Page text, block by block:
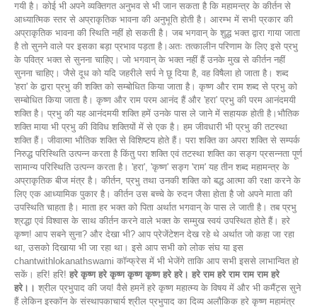
गयी है। कोई भी अपने व्यक्तिगत अनुभव से भी जान सकता है कि महामन्त्र के कीर्तन से
आध्यात्मिक स्तर से अप्राकृतिक भावना की अनुभूति होती है। आरम्भ में सभी प्रकार की
अप्राकृतिक भावना की स्थिति नहीं हो सकती है। जब भगवान् के शुद्ध भक्त द्वारा गाया जाता
है तो सुनने वाले पर इसका बड़ा प्रभाव पड़ता है।अतः तत्कालीन परिणाम के लिए इसे प्रभु
के पवित्र भक्त से सुनना चाहिए। जो भगवान् के भक्त नहीं हैं उनके मुख से कीर्तन नहीं
सुनना चाहिए। जैसे दूध को यदि जहरीले सर्प ने छू दिया है, वह विषैला हो जाता है। शब्द
'हरा' के द्वारा प्रभु की शक्ति को सम्बोधित किया जाता है। कृष्ण और राम शब्द से प्रभु को
सम्बोधित किया जाता है। कृष्ण और राम परम आनंद हैं और 'हरा' प्रभु की परम आनंदमयी
शक्ति है। प्रभु की यह आनंदमयी शक्ति हमें उनके पास ले जाने में सहायक होती है।भौतिक
शक्ति माया भी प्रभु की विविध शक्तियों में से एक है। हम जीवधारी भी प्रभु की तटस्था
शक्ति हैं। जीवात्मा भौतिक शक्ति से विशिष्टय होते हैं। परा शक्ति का अपरा शक्ति से सम्पर्क
निरुद्ध परिस्थिति उत्पन्न करता है किंतु परा शक्ति एवं तटस्था शक्ति का सङ्ग प्रसन्नता पूर्ण
सामान्य परिस्थिति उत्पन्न करता है। 'हरा', 'कृष्ण' सङ्ग 'राम' यह तीन शब्द महामन्त्र के
अप्राकृतिक बीज मंत्र है। कीर्तन, प्रभु तथा उनकी शक्ति को बद्ध आत्मा की रक्षा करने के
लिए एक आध्यामिक पुकार है। कीर्तन उस बच्चे के रुदन जैसा होता है जो अपने माता की
उपस्थिति चाहता है। माता हर भक्त को पिता अर्थात भगवान् के पास ले जाती है। तब प्रभु
श्रद्धा एवं विश्वास के साथ कीर्तन करने वाले भक्त के सम्मुख स्वयं उपस्थित होते हैं। हरे
कृष्ण! आप सबने सुना? और देखा भी? आप प्रेजेंटेशन देख रहे थे अर्थात जो कहा जा रहा
था, उसको दिखाया भी जा रहा था। इसे आप सभी को लोक संघ या इस
chantwithlokanathswami कॉन्फ्रेस में भी भेजेंगे ताकि आप सभी इससे लाभान्वित हो
सकें। हरि! हरि! हरे कृष्ण हरे कृष्ण कृष्ण कृष्ण हरे हरे। हरे राम हरे राम राम राम हरे
हरे।। श्रील प्रभुपाद की जय! वैसे हमनें हरे कृष्ण महात्म्य के विषय में और भी कमैंट्स सुने
हैं लेकिन इस्कॉन के संस्थापकाचार्य श्रील प्रभुपाद का दिव्य अलौकिक हरे कृष्ण महामंत्र